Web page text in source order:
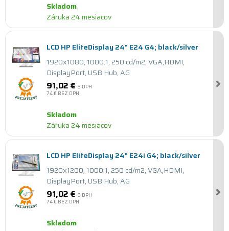
Skladom
Záruka 24 mesiacov
LCD HP EliteDisplay 24" E24 G4; black/silver
1920x1080, 1000:1, 250 cd/m2, VGA,HDMI,
DisplayPort, USB Hub, AG
91,02 € S DPH
74 € BEZ DPH
Skladom
Záruka 24 mesiacov
LCD HP EliteDisplay 24" E24i G4; black/silver
1920x1200, 1000:1, 250 cd/m2, VGA,HDMI,
DisplayPort, USB Hub, AG
91,02 € S DPH
74 € BEZ DPH
Skladom